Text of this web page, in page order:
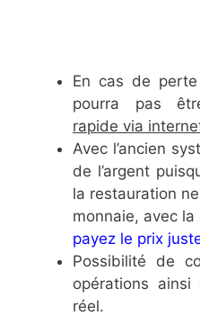
En cas de
pourra pas
rapide via
Avec l’ancien
de l’argent
la restauration
monnaie, avec la
payez le prix
Possibilité de
opérations
réel.